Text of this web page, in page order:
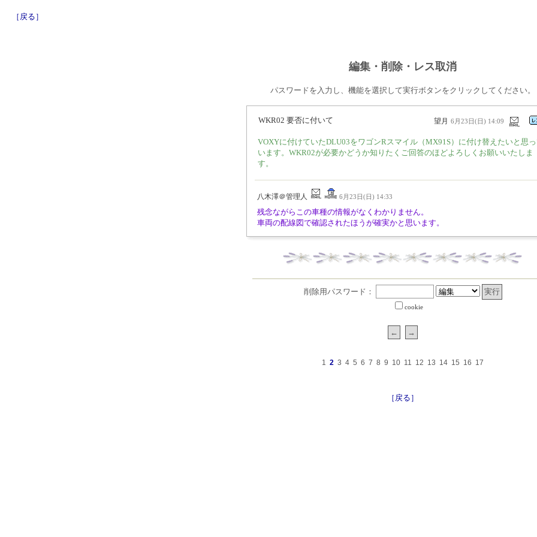
［戻る］
編集・削除・レス取消
パスワードを入力し、機能を選択して実行ボタンをクリックしてください。
WKR02 要否に付いて 望月 6月23日(日) 14:09
VOXYに付けていたDLU03をワゴンRスマイル（MX91S）に付け替えたいと思
います。WKR02が必要かどうか知りたくご回答のほどよろしくお願いいたしま
す。
八木澤＠管理人 6月23日(日) 14:33
残念ながらこの車種の情報がなくわかりません。
車両の配線図で確認されたほうが確実かと思います。
削除用パスワード：
cookie
1 2 3 4 5 6 7 8 9 10 11 12 13 14 15 16 17
［戻る］